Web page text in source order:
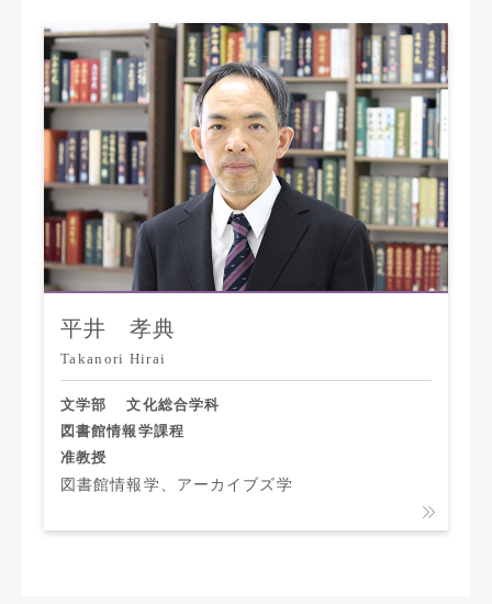
平井 孝典
Takanori Hirai
文学部
文化総合学科
図書館情報学課程
准教授
図書館情報学、アーカイブズ学